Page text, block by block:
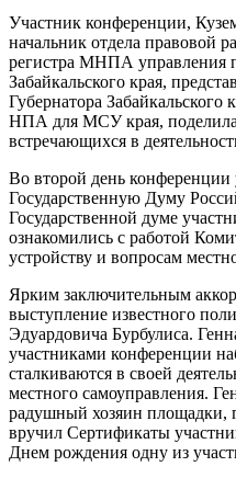
Участник конференции,
начальник отдела правовой
регистра МНПА управления
Забайкальского края,
Губернатора Забайкальского
НПА для МСУ края,
встречающихся в
Во второй день конференции
Государственную Думу
Государственной думе
ознакомились с работой
устройству и вопросам
Ярким заключительным
выступление известного
Эдуардовича Бурбулиса.
участниками конференции
сталкиваются в своей
местного самоуправления.
радушный хозяин площадки,
вручил Сертификаты
Днем рождения одну из